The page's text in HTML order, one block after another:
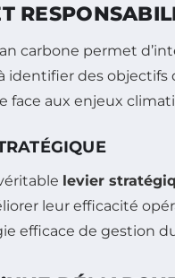
carbone permet
identifier des
face aux enjeux
levier
leur efficacité
efficace de gestion